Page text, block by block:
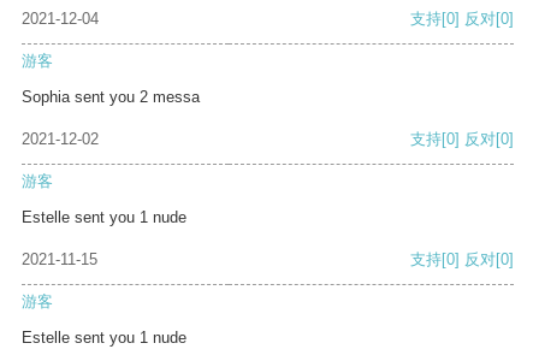
2021-12-04 支持[0] 反对[0]
游客
Sophia sent you 2 messa
2021-12-02 支持[0] 反对[0]
游客
Estelle sent you 1 nude
2021-11-15 支持[0] 反对[0]
游客
Estelle sent you 1 nude